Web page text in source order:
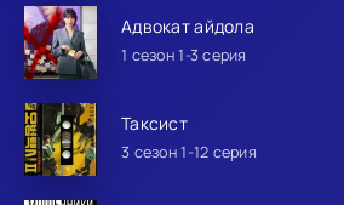
Адвокат айдола
1 сезон 1-3 серия
Таксист
3 сезон 1-12 серия